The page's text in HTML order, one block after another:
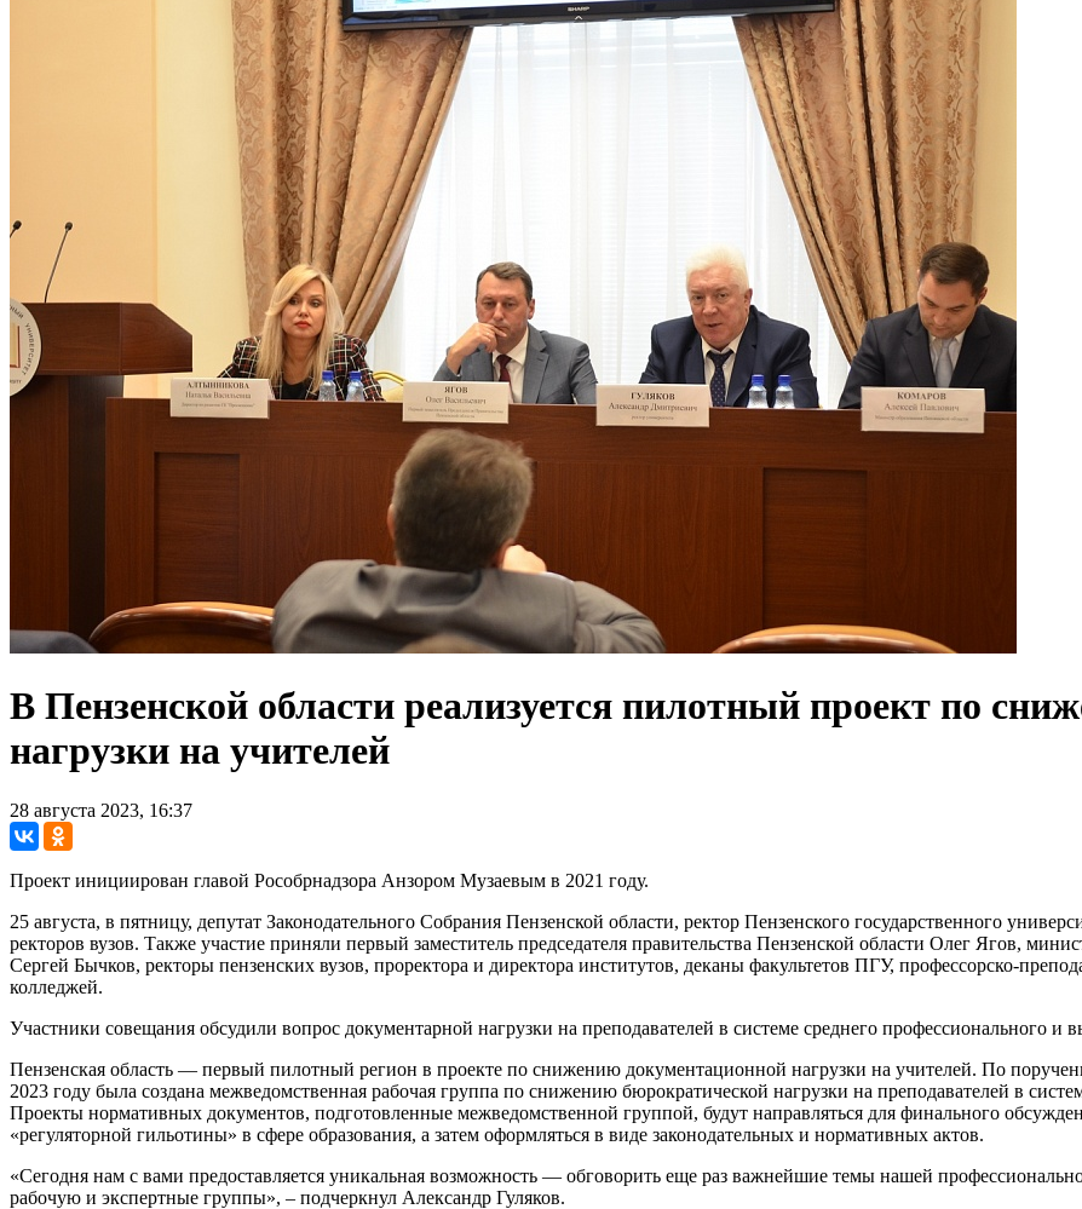
В Пензенской области реализуется пилотный проект по
нагрузки на учителей
28 августа 2023, 16:37
Проект инициирован главой Рособрнадзора Анзором Музаевым в 2021 году.
25 августа, в пятницу, депутат Законодательного Собрания Пензенской области, ректор Пензенского государственного
ректоров вузов. Также участие приняли первый заместитель председателя правительства Пензенской области Олег Ягов,
Сергей Бычков, ректоры пензенских вузов, проректора и директора институтов, деканы факультетов ПГУ, профессорско-
колледжей.
Участники совещания обсудили вопрос документарной нагрузки на преподавателей в системе среднего профессионального и
Пензенская область — первый пилотный регион в проекте по снижению документационной нагрузки на учителей. По
2023 году была создана межведомственная рабочая группа по снижению бюрократической нагрузки на преподавателей в
Проекты нормативных документов, подготовленные межведомственной группой, будут направляться для финального
«регуляторной гильотины» в сфере образования, а затем оформляться в виде законодательных и нормативных актов.
«Сегодня нам с вами предоставляется уникальная возможность — обговорить еще раз важнейшие темы нашей
рабочую и экспертные группы», – подчеркнул Александр Гуляков.